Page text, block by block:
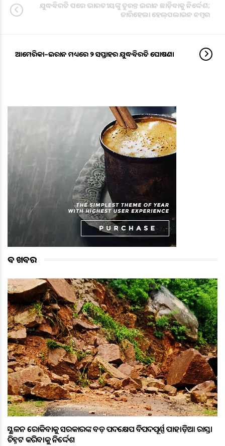
ଯୁଦ୍ଧବିରତି ପରେ ଭାରତୀୟଙ୍କୁ ତୁରନ୍ତ ଇରାନ ଛାଡ଼ିବାକୁ ନିର୍ଦ୍ଦେଶ;
ଜାରିହେଲା ହେଲ୍‌ପଲାଇନ ନମ୍ବର
ଆମେରିକା–ଇରାନ ମଧ୍ୟରେ ୨ ସପ୍ତାହର ଯୁଦ୍ଧବିରତି ଘୋଷଣା
ବଡ ଖବର
ଭୂସ୍ଖଳନ ରୋକିବାକୁ ସରକାରଙ୍କ ବଡ଼ ପଦକ୍ଷେପ ବିପଦପୂର୍ଣ୍ଣ ପାହାଡ଼ିଆ ରାସ୍ତା
ଚିହ୍ନଟ କରିବାକୁ ନିର୍ଦ୍ଦେଶ